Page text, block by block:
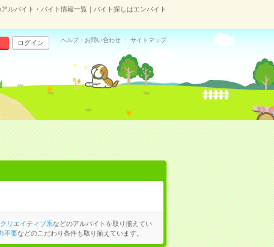
ルバイト・バイト情報一覧｜バイト探しはエンバイト
ログイン ヘルプ・お問い合わせ サイトマップ
クリエイティブ系などのアルバイトを取り揃えてい
不要などのこだわり条件も取り揃えています。